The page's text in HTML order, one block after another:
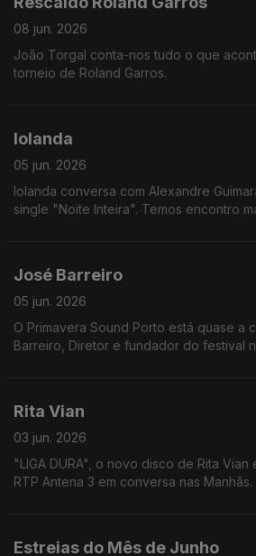
08 jun. 2026
João Torgal conta-nos tudo o que
torneio de Roland Garros.
Iolanda
05 jun. 2026
Iolanda conversa com Alexandre
single "Noite Inteira". Temos encontro
José Barreiro
05 jun. 2026
O Primavera Sound Porto está quase a
Barreiro, Diretor e fundador do festival
Rita Vian
03 jun. 2026
"LIGA DURA", o novo disco de Rita Vian
RTP Antena 3 em conversa nas Manhãs.
Estreias do Mês de Junho